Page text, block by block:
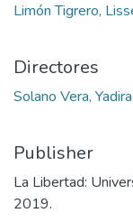
Limón Tigrero,
Directores
Solano Vera, Yadira
Publisher
La Libertad:
2019.